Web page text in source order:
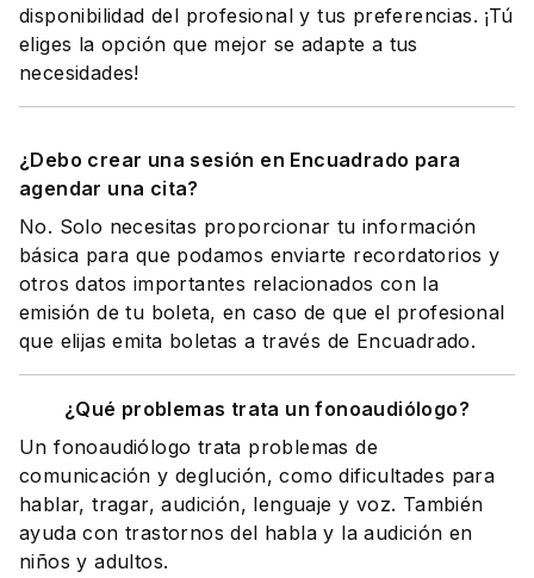
disponibilidad del profesional y tus preferencias. ¡Tú
eliges la opción que mejor se adapte a tus
necesidades!
¿Debo crear una sesión en Encuadrado para
agendar una cita?
No. Solo necesitas proporcionar tu información
básica para que podamos enviarte recordatorios y
otros datos importantes relacionados con la
emisión de tu boleta, en caso de que el profesional
que elijas emita boletas a través de Encuadrado.
¿Qué problemas trata un fonoaudiólogo?
Un fonoaudiólogo trata problemas de
comunicación y deglución, como dificultades para
hablar, tragar, audición, lenguaje y voz. También
ayuda con trastornos del habla y la audición en
niños y adultos.